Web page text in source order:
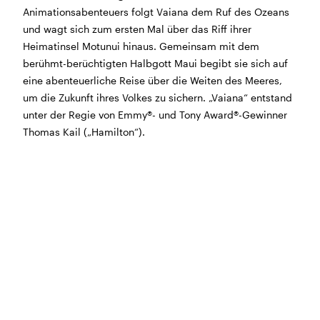
BÜHNE2.7. bis 3.9. geschlossen
ZMITTAG2.7. bis 9.8. geschlossen
BAR+BISTRO10.7. bis 1.8. findet ihr unsere Bar ab 18
Uhr im Geissenschachen
ab dem 10.8. sind wir wieder im Haus und freuen uns
auf euch <3
STADTFEST BRUGG
Animationsabenteuers folgt Vaiana dem Ruf des Ozeans
und wagt sich zum ersten Mal über das Riff ihrer
Heimatinsel Motunui hinaus. Gemeinsam mit dem
berühmt-berüchtigten Halbgott Maui begibt sie sich auf
eine abenteuerliche Reise über die Weiten des Meeres,
um die Zukunft ihres Volkes zu sichern. „Vaiana“ entstand
unter der Regie von Emmy®- und Tony Award®-Gewinner
Thomas Kail („Hamilton“).